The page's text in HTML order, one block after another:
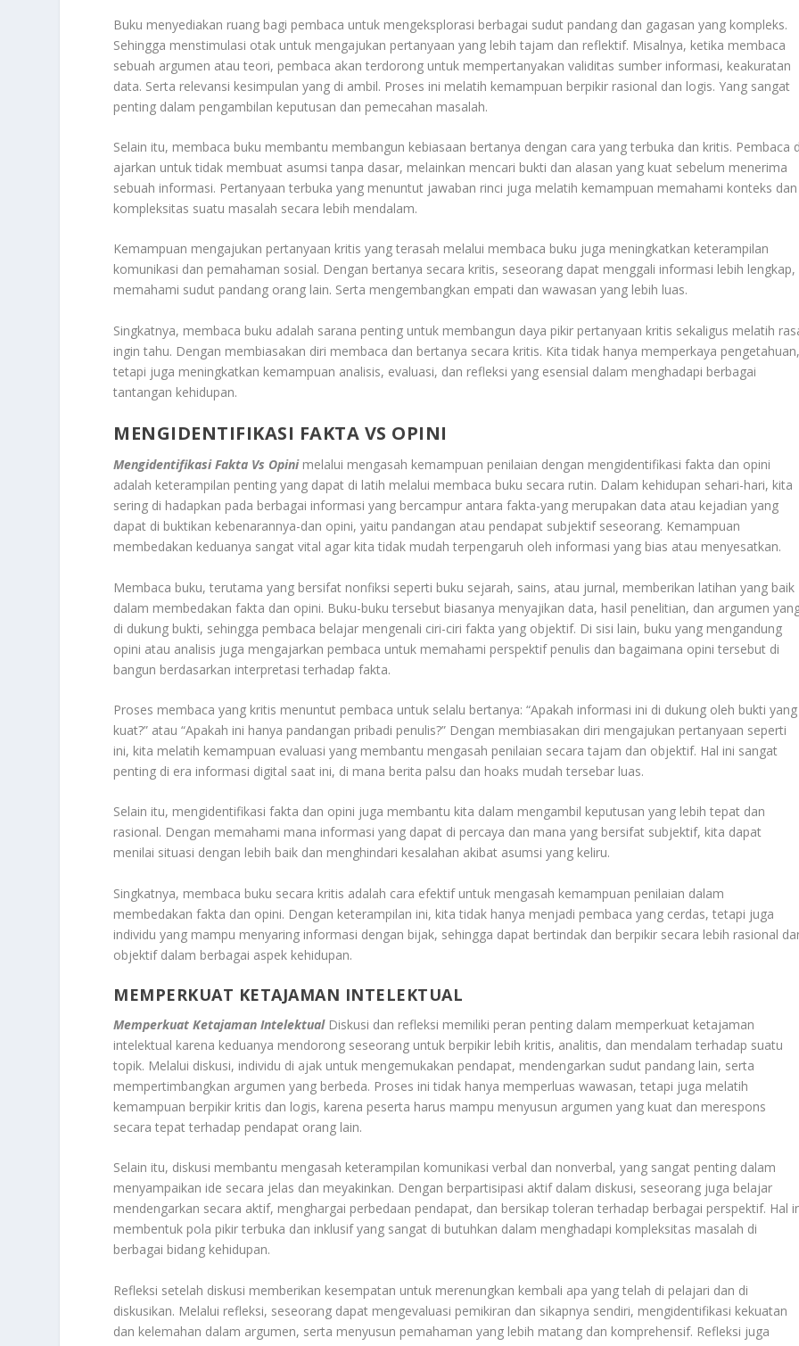
Buku menyediakan ruang bagi pembaca untuk mengeksplorasi berbagai sudut pandang dan gagasan yang kompleks.
Sehingga menstimulasi otak untuk mengajukan pertanyaan yang lebih tajam dan reflektif. Misalnya, ketika membaca
sebuah argumen atau teori, pembaca akan terdorong untuk mempertanyakan validitas sumber informasi, keakuratan
data. Serta relevansi kesimpulan yang di ambil. Proses ini melatih kemampuan berpikir rasional dan logis. Yang sangat
penting dalam pengambilan keputusan dan pemecahan masalah.
Selain itu, membaca buku membantu membangun kebiasaan bertanya dengan cara yang terbuka dan kritis. Pembaca
ajarkan untuk tidak membuat asumsi tanpa dasar, melainkan mencari bukti dan alasan yang kuat sebelum menerima
sebuah informasi. Pertanyaan terbuka yang menuntut jawaban rinci juga melatih kemampuan memahami konteks dan
kompleksitas suatu masalah secara lebih mendalam.
Kemampuan mengajukan pertanyaan kritis yang terasah melalui membaca buku juga meningkatkan keterampilan
komunikasi dan pemahaman sosial. Dengan bertanya secara kritis, seseorang dapat menggali informasi lebih lengkap,
memahami sudut pandang orang lain. Serta mengembangkan empati dan wawasan yang lebih luas.
Singkatnya, membaca buku adalah sarana penting untuk membangun daya pikir pertanyaan kritis sekaligus melatih
ingin tahu. Dengan membiasakan diri membaca dan bertanya secara kritis. Kita tidak hanya memperkaya
tetapi juga meningkatkan kemampuan analisis, evaluasi, dan refleksi yang esensial dalam menghadapi berbagai
tantangan kehidupan.
MENGIDENTIFIKASI FAKTA VS OPINI
Mengidentifikasi Fakta Vs Opinimelalui mengasah kemampuan penilaian dengan mengidentifikasi fakta dan opini
adalah keterampilan penting yang dapat di latih melalui membaca buku secara rutin. Dalam kehidupan sehari-hari, kita
sering di hadapkan pada berbagai informasi yang bercampur antara fakta-yang merupakan data atau kejadian yang
dapat di buktikan kebenarannya-dan opini, yaitu pandangan atau pendapat subjektif seseorang. Kemampuan
membedakan keduanya sangat vital agar kita tidak mudah terpengaruh oleh informasi yang bias atau menyesatkan.
Membaca buku, terutama yang bersifat nonfiksi seperti buku sejarah, sains, atau jurnal, memberikan latihan yang baik
dalam membedakan fakta dan opini. Buku-buku tersebut biasanya menyajikan data, hasil penelitian, dan argumen
di dukung bukti, sehingga pembaca belajar mengenali ciri-ciri fakta yang objektif. Di sisi lain, buku yang mengandung
opini atau analisis juga mengajarkan pembaca untuk memahami perspektif penulis dan bagaimana opini tersebut di
bangun berdasarkan interpretasi terhadap fakta.
Proses membaca yang kritis menuntut pembaca untuk selalu bertanya: “Apakah informasi ini di dukung oleh bukti yang
kuat?” atau “Apakah ini hanya pandangan pribadi penulis?” Dengan membiasakan diri mengajukan pertanyaan seperti
ini, kita melatih kemampuan evaluasi yang membantu mengasah penilaian secara tajam dan objektif. Hal ini sangat
penting di era informasi digital saat ini, di mana berita palsu dan hoaks mudah tersebar luas.
Selain itu, mengidentifikasi fakta dan opini juga membantu kita dalam mengambil keputusan yang lebih tepat dan
rasional. Dengan memahami mana informasi yang dapat di percaya dan mana yang bersifat subjektif, kita dapat
menilai situasi dengan lebih baik dan menghindari kesalahan akibat asumsi yang keliru.
Singkatnya, membaca buku secara kritis adalah cara efektif untuk mengasah kemampuan penilaian dalam
membedakan fakta dan opini. Dengan keterampilan ini, kita tidak hanya menjadi pembaca yang cerdas, tetapi juga
individu yang mampu menyaring informasi dengan bijak, sehingga dapat bertindak dan berpikir secara lebih rasional
objektif dalam berbagai aspek kehidupan.
MEMPERKUAT KETAJAMAN INTELEKTUAL
Memperkuat Ketajaman IntelektualDiskusi dan refleksi memiliki peran penting dalam memperkuat ketajaman
intelektual karena keduanya mendorong seseorang untuk berpikir lebih kritis, analitis, dan mendalam terhadap suatu
topik. Melalui diskusi, individu di ajak untuk mengemukakan pendapat, mendengarkan sudut pandang lain, serta
mempertimbangkan argumen yang berbeda. Proses ini tidak hanya memperluas wawasan, tetapi juga melatih
kemampuan berpikir kritis dan logis, karena peserta harus mampu menyusun argumen yang kuat dan merespons
secara tepat terhadap pendapat orang lain.
Selain itu, diskusi membantu mengasah keterampilan komunikasi verbal dan nonverbal, yang sangat penting dalam
menyampaikan ide secara jelas dan meyakinkan. Dengan berpartisipasi aktif dalam diskusi, seseorang juga belajar
mendengarkan secara aktif, menghargai perbedaan pendapat, dan bersikap toleran terhadap berbagai perspektif. Hal
membentuk pola pikir terbuka dan inklusif yang sangat di butuhkan dalam menghadapi kompleksitas masalah di
berbagai bidang kehidupan.
Refleksi setelah diskusi memberikan kesempatan untuk merenungkan kembali apa yang telah di pelajari dan di
diskusikan. Melalui refleksi, seseorang dapat mengevaluasi pemikiran dan sikapnya sendiri, mengidentifikasi kekuatan
dan kelemahan dalam argumen, serta menyusun pemahaman yang lebih matang dan komprehensif. Refleksi juga